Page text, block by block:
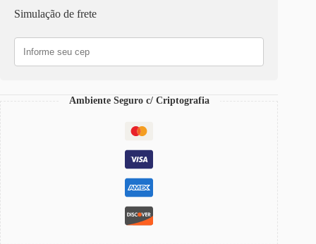
Azul
com
Banho
Ouro
Simulação de frete
Ambiente Seguro c/ Criptografia